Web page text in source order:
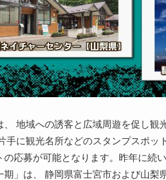
、 地域への誘客と広域周遊を促し
手に観光名所などのスタンプスポッ
の応募が可能となります。昨年に続
期」は、 静岡県富士宮市および山